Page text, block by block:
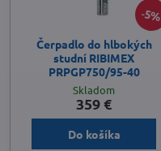
5%
Čerpadlo do hlbokých
studní RIBIMEX
PRPGP750/95-40
Skladom
359 €
Do košíka